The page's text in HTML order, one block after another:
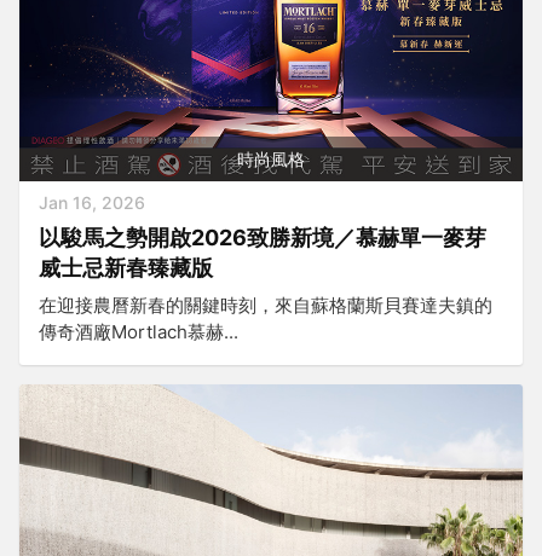
時尚風格
Jan 16, 2026
以駿馬之勢開啟2026致勝新境／慕赫單一麥芽
威士忌新春臻藏版
在迎接農曆新春的關鍵時刻，來自蘇格蘭斯貝賽達夫鎮的
傳奇酒廠Mortlach慕赫...